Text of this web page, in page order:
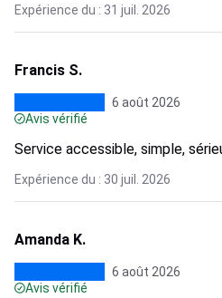
Expérience du : 31 juil. 2026
Francis S.
6 août 2026
Avis vérifié
Service accessible, simple,
Expérience du : 30 juil. 2026
Amanda K.
6 août 2026
Avis vérifié